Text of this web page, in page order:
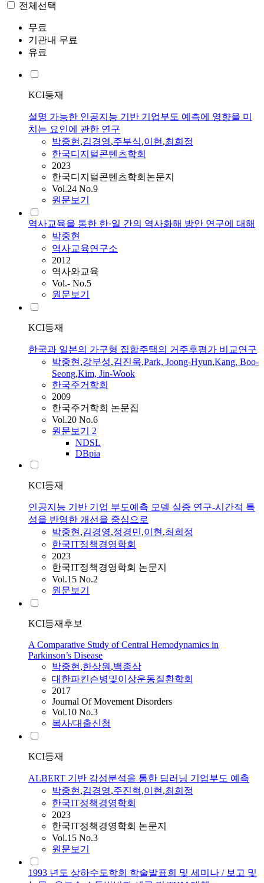
전체선택
무료
기관내 무료
유료
KCI등재
설명 가능한 인공지능 기반 기업부도 예측에 영향을 미
치는 요인에 관한 연구
박중현,김경영,주부식,이현,최희정
한국디지털콘텐츠학회
2023
한국디지털콘텐츠학회논문지
Vol.24 No.9
원문보기
역사교육을 통한 한·일 간의 역사화해 방안 연구에 대해
박중현
역사교육연구소
2012
역사와교육
Vol.- No.5
원문보기
KCI등재
한국과 일본의 가구형 집합주택의 거주후평가 비교연구
박중현,강부성,김진욱,Park, Joong-Hyun,Kang, Boo-
Seong,Kim, Jin-Wook
한국주거학회
2009
한국주거학회 논문집
Vol.20 No.6
원문보기 2
NDSL
DBpia
KCI등재
인공지능 기반 기업 부도예측 모델 실증 연구-시간적 특
성을 반영한 개선을 중심으로
박중현,김경영,정경민,이현,최희정
한국IT정책경영학회
2023
한국IT정책경영학회 논문지
Vol.15 No.2
원문보기
KCI등재후보
A Comparative Study of Central Hemodynamics in
Parkinson’s Disease
박중현,한상원,백종삼
대한파킨슨병및이상운동질환학회
2017
Journal Of Movement Disorders
Vol.10 No.3
복사/대출신청
KCI등재
ALBERT 기반 감성분석을 통한 딥러닝 기업부도 예측
박중현,김경영,주진혁,이현,최희정
한국IT정책경영학회
2023
한국IT정책경영학회 논문지
Vol.15 No.3
원문보기
1993 년도 상하수도학회 학술발표회 및 세미나 / 보고 및